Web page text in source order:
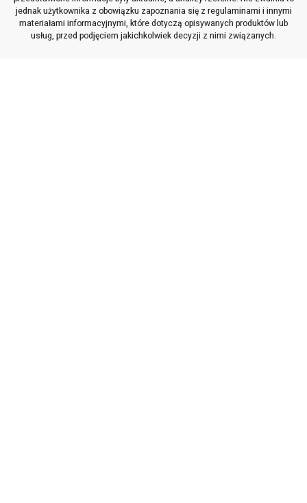
jednak użytkownika z obowiązku zapoznania się z regulaminami i innymi
materiałami informacyjnymi, które dotyczą opisywanych produktów lub
usług, przed podjęciem jakichkolwiek decyzji z nimi związanych.